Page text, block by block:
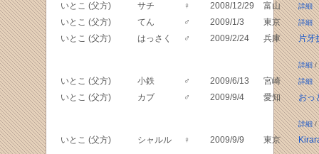
いとこ (父方) サチ ♀ 2008/12/29 富山 詳細
いとこ (父方) てん ♂ 2009/1/3 東京 詳細
いとこ (父方) はっさく ♂ 2009/2/24 兵庫 片牙
詳細/
いとこ (父方) 小鉄 ♂ 2009/6/13 宮崎 詳細
いとこ (父方) カブ ♂ 2009/9/4 愛知 おっ
詳細/
いとこ (父方) シャルル ♀ 2009/9/9 東京